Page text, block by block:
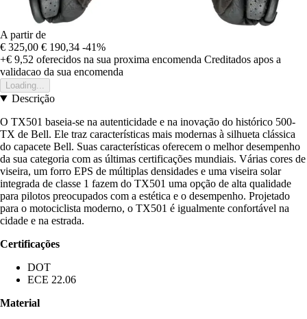
A partir de
€ 325,00 € 190,34 -41%
+€ 9,52 oferecidos na sua proxima encomenda Creditados apos a
validacao da sua encomenda
Loading...
Descrição
O TX501 baseia-se na autenticidade e na inovação do histórico 500-
TX de Bell. Ele traz características mais modernas à silhueta clássica
do capacete Bell. Suas características oferecem o melhor desempenho
da sua categoria com as últimas certificações mundiais. Várias cores de
viseira, um forro EPS de múltiplas densidades e uma viseira solar
integrada de classe 1 fazem do TX501 uma opção de alta qualidade
para pilotos preocupados com a estética e o desempenho. Projetado
para o motociclista moderno, o TX501 é igualmente confortável na
cidade e na estrada.
Certificações
DOT
ECE 22.06
Material